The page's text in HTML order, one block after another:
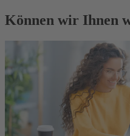
Können wir Ihnen